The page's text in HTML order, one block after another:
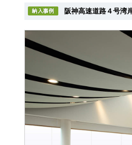
阪神高速道路４号